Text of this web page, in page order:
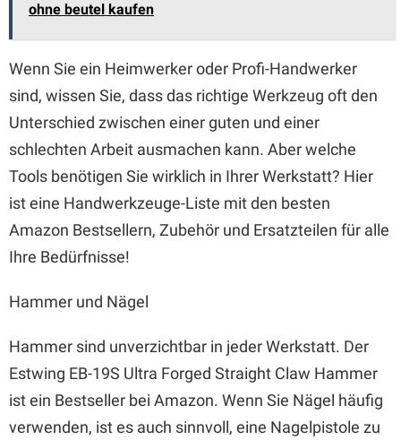
ohne beutel kaufen
Wenn Sie ein Heimwerker oder Profi-Handwerker
sind, wissen Sie, dass das richtige Werkzeug oft den
Unterschied zwischen einer guten und einer
schlechten Arbeit ausmachen kann. Aber welche
Tools benötigen Sie wirklich in Ihrer Werkstatt? Hier
ist eine Handwerkzeuge-Liste mit den besten
Amazon Bestsellern, Zubehör und Ersatzteilen für alle
Ihre Bedürfnisse!
Hammer und Nägel
Hammer sind unverzichtbar in jeder Werkstatt. Der
Estwing EB-19S Ultra Forged Straight Claw Hammer
ist ein Bestseller bei Amazon. Wenn Sie Nägel häufig
verwenden, ist es auch sinnvoll, eine Nagelpistole zu